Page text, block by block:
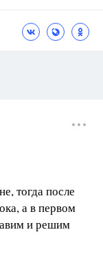
тогда после
а в первом
и решим